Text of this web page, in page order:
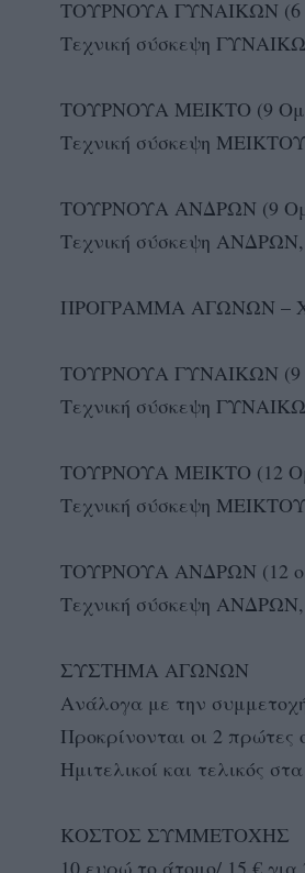
ΤΟΥΡΝΟΥΑ ΓΥΝΑΙΚΩΝ (6
Τεχνική σύσκεψη
ΤΟΥΡΝΟΥΑ ΜΕΙΚΤΟ (9
Τεχνική σύσκεψη
ΤΟΥΡΝΟΥΑ ΑΝΔΡΩΝ (9
Τεχνική σύσκεψη ΑΝΔΡΩΝ,
ΠΡΟΓΡΑΜΜΑ ΑΓΩΝΩΝ –
ΤΟΥΡΝΟΥΑ ΓΥΝΑΙΚΩΝ (9
Τεχνική σύσκεψη
ΤΟΥΡΝΟΥΑ ΜΕΙΚΤΟ (12
Τεχνική σύσκεψη
ΤΟΥΡΝΟΥΑ ΑΝΔΡΩΝ (12
Τεχνική σύσκεψη
ΣΥΣΤΗΜΑ ΑΓΩΝΩΝ
Ανάλογα με την
Προκρίνονται οι 2 πρώτες
Ημιτελικοί και τελικός
ΚΟΣΤΟΣ ΣΥΜΜΕΤΟΧΗΣ
10 ευρώ το άτομο/ 15 € για